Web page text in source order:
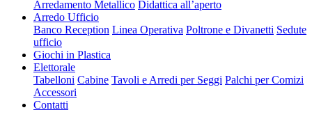
Arredamento Metallico Didattica all’aperto
Arredo Ufficio
Banco Reception Linea Operativa Poltrone e Divanetti Sedute
ufficio
Giochi in Plastica
Elettorale
Tabelloni Cabine Tavoli e Arredi per Seggi Palchi per Comizi
Accessori
Contatti